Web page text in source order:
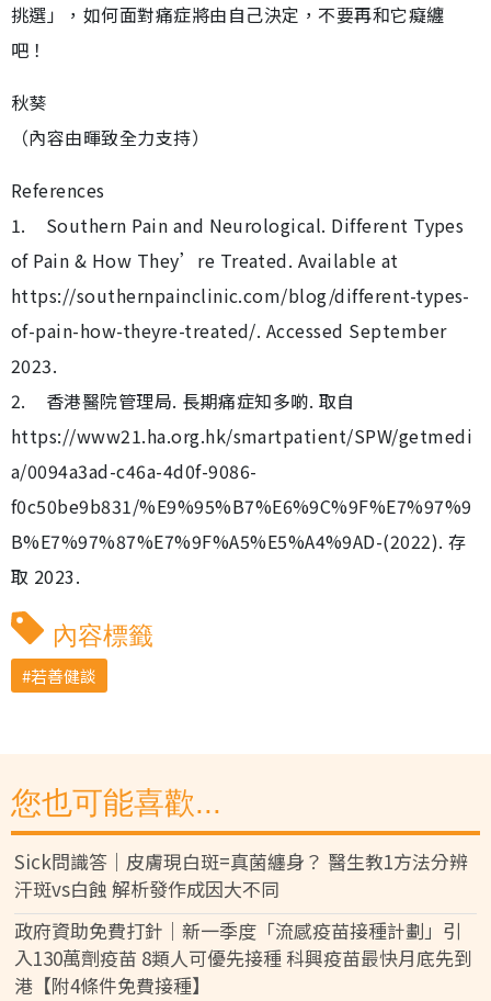
挑選」，如何面對痛症將由自己決定，不要再和它癡纏
吧！
秋葵
（內容由暉致全力支持）
References
1. Southern Pain and Neurological. Different Types
of Pain & How They’re Treated. Available at
https://southernpainclinic.com/blog/different-types-
of-pain-how-theyre-treated/. Accessed September
2023.
2. 香港醫院管理局. 長期痛症知多啲. 取自
https://www21.ha.org.hk/smartpatient/SPW/getmedi
a/0094a3ad-c46a-4d0f-9086-
f0c50be9b831/%E9%95%B7%E6%9C%9F%E7%97%9
B%E7%97%87%E7%9F%A5%E5%A4%9AD-(2022). 存
取 2023.
內容標籤
若善健談
您也可能喜歡...
Sick問識答｜皮膚現白斑=真菌纏身？ 醫生教1方法分辨
汗斑vs白蝕 解析發作成因大不同
政府資助免費打針｜新一季度「流感疫苗接種計劃」引
入130萬劑疫苗 8類人可優先接種 科興疫苗最快月底先到
港【附4條件免費接種】